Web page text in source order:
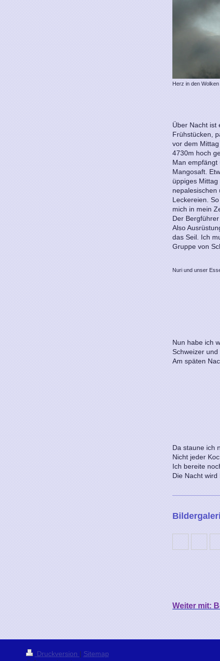
Herz in den Wolken
Über Nacht ist
Frühstücken,
vor dem
4730m hoch
Man
Mangosaft.
üppiges
nepalesischen
Leckereien.
mich in mein
Der
Also
das Seil. Ich
Gruppe von
Nuri und unser
Nun habe ich
Schweizer
Am späten
Da staune ich
Nicht jeder
Ich bereite
Die Nacht wird
Weiter mit:
Druckversion | Sitemap